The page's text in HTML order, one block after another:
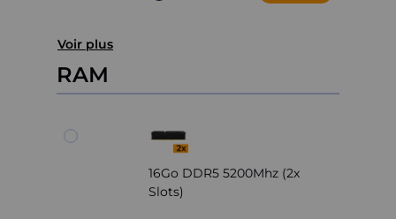
Voir plus
RAM
16Go DDR5 5200Mhz (2x
Slots)